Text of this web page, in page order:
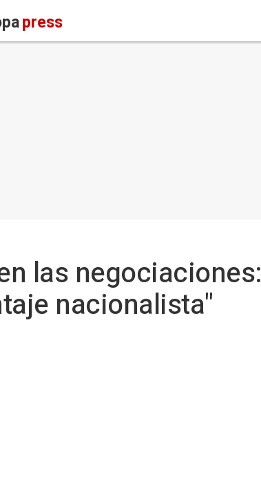
press
las negociaciones:
nacionalista"